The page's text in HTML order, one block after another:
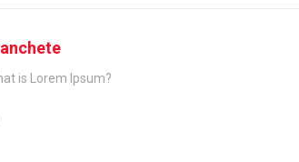
is Lorem Ipsum?